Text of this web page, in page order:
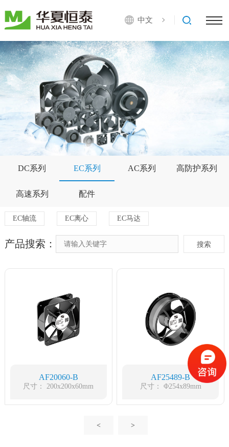
中文
DC系列 EC系列 AC系列 高防护系列
高速系列 配件
EC轴流 EC离心 EC马达
产品搜索： 搜索
AF20060-B
尺寸： 200x200x60mm
AF25489-B
尺寸： Φ254x89mm
< >